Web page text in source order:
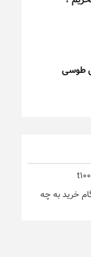
طوسی
خرید به چه